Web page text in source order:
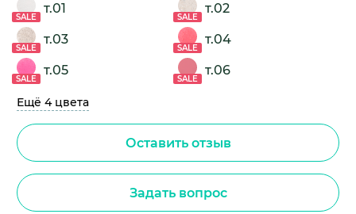
SALE
т.01
SALE
т.02
SALE
т.03
SALE
т.04
SALE
т.05
SALE
т.06
Ещё 4 цвета
Оставить отзыв
Задать вопрос